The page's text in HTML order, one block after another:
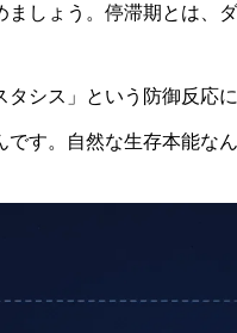
しょう。停滞期とは、
シス」という防御反応
す。自然な生存本能なん